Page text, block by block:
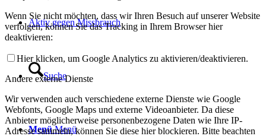
Aktiv gegen Missbrauch
Suche
Menü Menü
Wenn Sie nicht möchten, dass wir Ihren Besuch auf unserer Website
verfolgen, können Sie das Tracking in Ihrem Browser hier
deaktivieren:
Hier klicken, um Google Analytics zu aktivieren/deaktivieren.
Andere externe Dienste
Wir verwenden auch verschiedene externe Dienste wie Google
Webfonts, Google Maps und externe Videoanbieter. Da diese
Anbieter möglicherweise personenbezogene Daten wie Ihre IP-
Adresse sammeln, können Sie diese hier blockieren. Bitte beachten